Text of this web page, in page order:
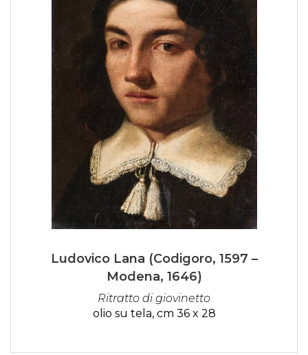
Ludovico Lana (Codigoro, 1597 –
Modena, 1646)
Ritratto di giovinetto
olio su tela, cm 36 x 28